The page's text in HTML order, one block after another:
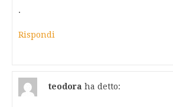
.
Rispondi
teodora ha detto: